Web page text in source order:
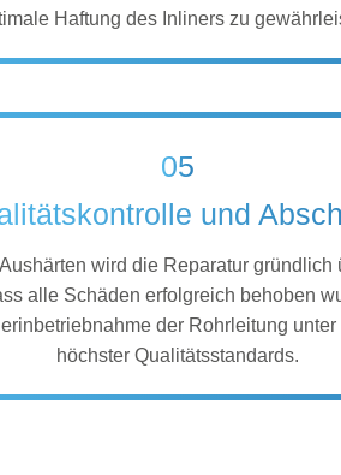
Haftung des Inliners zu
05
und
wird die Reparatur gründlich
alle Schäden erfolgreich behoben
der Rohrleitung
höchster Qualitätsstandards.